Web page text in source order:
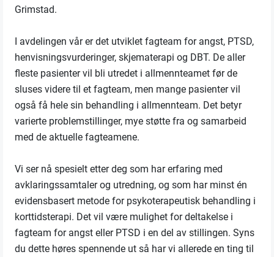
Grimstad.
I avdelingen vår er det utviklet fagteam for angst, PTSD,
henvisningsvurderinger, skjematerapi og DBT. De aller
fleste pasienter vil bli utredet i allmennteamet før de
sluses videre til et fagteam, men mange pasienter vil
også få hele sin behandling i allmennteam. Det betyr
varierte problemstillinger, mye støtte fra og samarbeid
med de aktuelle fagteamene.
Vi ser nå spesielt etter deg som har erfaring med
avklaringssamtaler og utredning, og som har minst én
evidensbasert metode for psykoterapeutisk behandling i
korttidsterapi. Det vil være mulighet for deltakelse i
fagteam for angst eller PTSD i en del av stillingen. Syns
du dette høres spennende ut så har vi allerede en ting til